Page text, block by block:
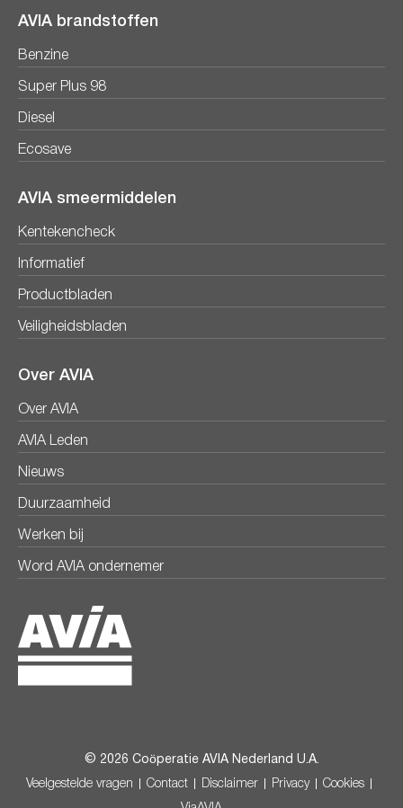
AVIA brandstoffen
Benzine
Super Plus 98
Diesel
Ecosave
AVIA smeermiddelen
Kentekencheck
Informatief
Productbladen
Veiligheidsbladen
Over AVIA
Over AVIA
AVIA Leden
Nieuws
Duurzaamheid
Werken bij
Word AVIA ondernemer
© 2026 Coöperatie AVIA Nederland U.A.
Veelgestelde vragen Contact Disclaimer Privacy Cookies